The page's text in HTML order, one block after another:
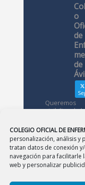
COLEGIO OFICIAL DE
personalización, análisis y
tratan datos de conexión
navegación para facilitarle
web y personalizar
o
de
de
Queremos
visibilizar la
enfermeras.
conoces?
Avatar
Oficial